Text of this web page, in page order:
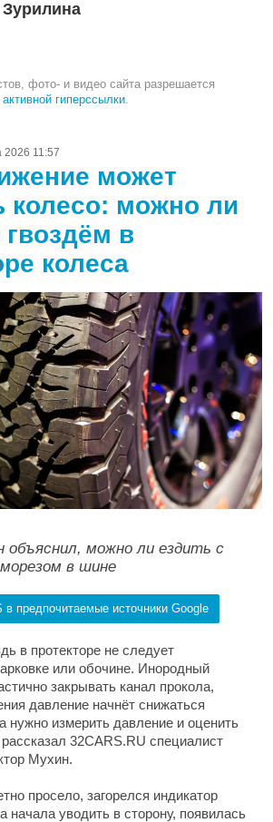
фото- и видео сайта разрешается
активной гиперссылки.
2026 11:57
может
колесо: можно ли
гвоздём в
колеса
объяснил, можно ли ездить с
в шине
в предпочитаемые источники Google
в протекторе не следует
или обочине. Инородный
закрывать канал прокола,
давление начнёт снижаться
нужно измерить давление и оценить
32CARS.RU специалист
Мухин.
просело, загорелся индикатор
начала уводить в сторону, появилась